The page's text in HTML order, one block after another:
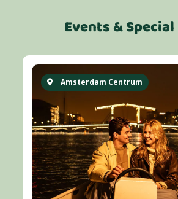
Events &
Amsterdam Centrum